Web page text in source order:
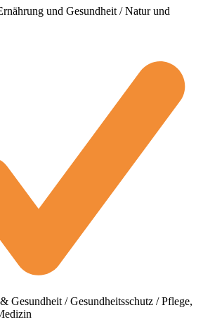
und Gesundheit / Natur und
Gesundheit / Gesundheitsschutz / Pflege,